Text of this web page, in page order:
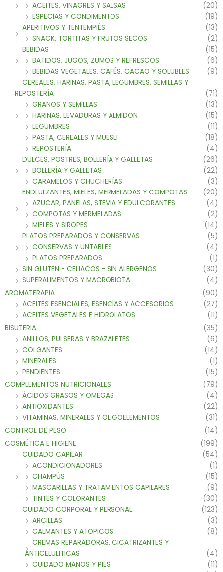
ACEITES, VINAGRES Y SALSAS
(20)
ESPECIAS Y CONDIMENTOS
(19)
APERITIVOS Y TENTEMPIÉS
(13)
SNACK, TORTITAS Y FRUTOS SECOS
(2)
BEBIDAS
(15)
BATIDOS, JUGOS, ZUMOS Y REFRESCOS
(6)
BEBIDAS VEGETALES, CAFÉS, CACAO Y SOLUBLES
(9)
CEREALES, HARINAS, PASTA, LEGUMBRES, SEMILLAS Y
REPOSTERÍA
(71)
GRANOS Y SEMILLAS
(13)
HARINAS, LEVADURAS Y ALMIDON
(15)
LEGUMBRES
(11)
PASTA, CEREALES Y MUESLI
(18)
REPOSTERÍA
(4)
DULCES, POSTRES, BOLLERÍA Y GALLETAS
(26)
BOLLERÍA Y GALLETAS
(22)
CARAMELOS Y CHUCHERÍAS
(3)
ENDLULZANTES, MIELES, MERMELADAS Y COMPOTAS
(20)
AZUCAR, PANELAS, STEVIA Y EDULCORANTES
(4)
COMPOTAS Y MERMELADAS
(2)
MIELES Y SIROPES
(14)
PLATOS PREPARADOS Y CONSERVAS
(5)
CONSERVAS Y UNTABLES
(4)
PLATOS PREPARADOS
(1)
SIN GLUTEN - CELIACOS - SIN ALERGENOS
(30)
SUPERALIMENTOS Y MACROBIOTA
(4)
AROMATERAPIA
(90)
ACEITES ESENCIALES, ESENCIAS Y ACCESORIOS
(27)
ACEITES VEGETALES E HIDROLATOS
(11)
BISUTERIA
(35)
ANILLOS, PULSERAS Y BRAZALETES
(6)
COLGANTES
(14)
MINERALES
(1)
PENDIENTES
(15)
COMPLEMENTOS NUTRICIONALES
(79)
ÁCIDOS GRASOS Y OMEGAS
(4)
ANTIOXIDANTES
(22)
VITAMINAS, MINERALES Y OLIGOELEMENTOS
(31)
CONTROL DE PESO
(14)
COSMÉTICA E HIGIENE
(199)
CUIDADO CAPILAR
(54)
ACONDICIONADORES
(1)
CHAMPÚS
(15)
MASCARILLAS Y TRATAMIENTOS CAPILARES
(9)
TINTES Y COLORANTES
(30)
CUIDADO CORPORAL Y PERSONAL
(123)
ARCILLAS
(3)
CALMANTES Y ATOPICOS
(8)
CREMAS REPARADORAS, CICATRIZANTES Y
ANTICELULITICAS
(4)
CUIDADO MANOS Y PIES
(11)